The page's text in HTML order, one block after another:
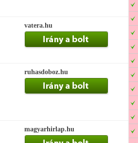
vatera.hu
ruhasdoboz.hu
magyarhirlap.hu